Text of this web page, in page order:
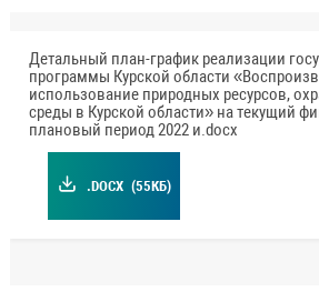
Детальный план-график реализации
программы Курской области
использование природных ресурсов,
среды в Курской области» на текущий
плановый период 2022 и.docx
.DOCX (55КБ)